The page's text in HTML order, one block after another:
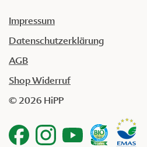
Impressum
Datenschutzerklärung
AGB
Shop Widerruf
© 2026 HiPP